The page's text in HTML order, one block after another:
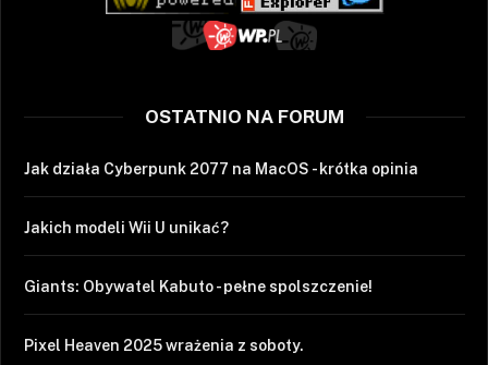
OSTATNIO NA FORUM
Jak działa Cyberpunk 2077 na MacOS - krótka opinia
Jakich modeli Wii U unikać?
Giants: Obywatel Kabuto - pełne spolszczenie!
Pixel Heaven 2025 wrażenia z soboty.